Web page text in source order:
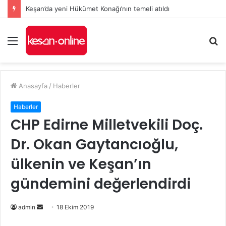
Keşan’da yeni Hükümet Konağı’nın temeli atıldı
Menü
...
Anasayfa / Haberler
Haberler
CHP Edirne Milletvekili Doç.
Dr. Okan Gaytancıoğlu,
ülkenin ve Keşan’ın
gündemini değerlendirdi
admin
Bir
18 Ekim 2019